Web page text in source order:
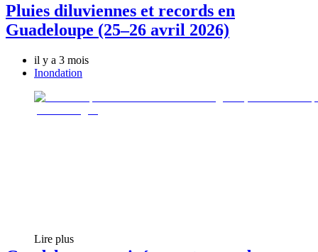
Pluies diluviennes et records en
Guadeloupe (25–26 avril 2026)
il y a 3 mois
Inondation
Lire plus